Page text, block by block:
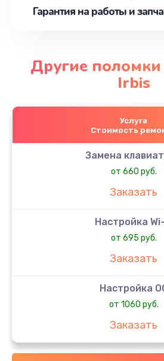
Гарантия на работы и
Другие поломки
Irbis
Услуга
Стоимость
Замена
от 660 руб.
Заказать
Настройка
от 695 руб.
Заказать
Настройка
от 1060 руб.
Заказать
Настройка